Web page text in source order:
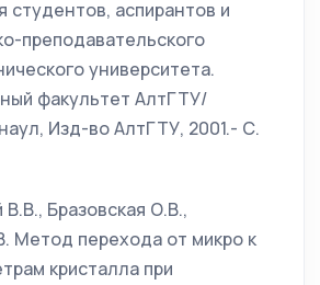
студентов, аспирантов и
преподавательского
университета.
факультет АлтГТУ/
Изд-во АлтГТУ, 2001.- С.
В.В., Бразовская О.В.,
Метод перехода от микро к
кристалла при